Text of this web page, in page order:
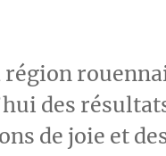
des
de joie et